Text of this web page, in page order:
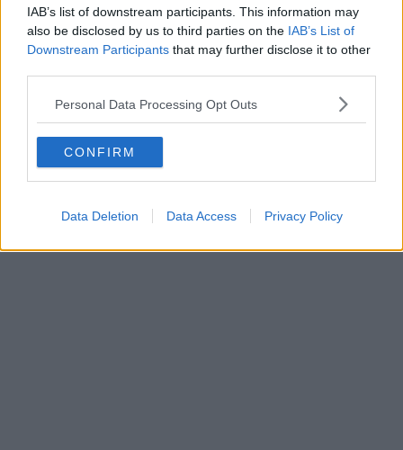
IAB’s list of downstream participants. This information may
also be disclosed by us to third parties on the IAB’s List of
Downstream Participants that may further disclose it to other
Personal Data Processing Opt Outs
CONFIRM
Data Deletion Data Access Privacy Policy
i livelli del debito pubblico dei vari Stati crescono sempre più in